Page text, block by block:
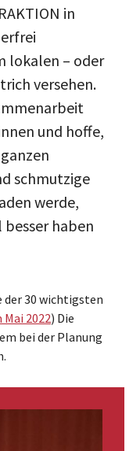
in
lokalen – oder
versehen.
und hoffe,
schmutzige
werde,
haben
30 wichtigsten
2022) Die
bei der Planung